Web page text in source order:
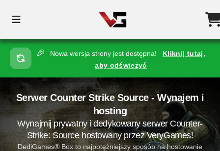
🎉 Nowa wersja strony jest dostępna!
Kliknij tutaj,
aby odświeżyć
Serwer Counter Strike Source - Wynajem i
hosting
Wynajmij prywatny i dedykowany serwer Counter-
Strike: Source hostowany przez VeryGames!
DediGames® Box to najpotężniejszy sposób na hostowanie